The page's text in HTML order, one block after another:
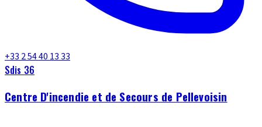
+33 2 54 40 13 33
Sdis 36
Centre D'incendie et de Secours de Pellevoisin